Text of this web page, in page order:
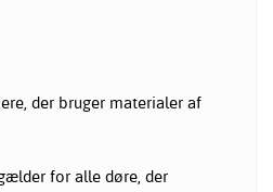
der bruger materialer af
for alle døre, der